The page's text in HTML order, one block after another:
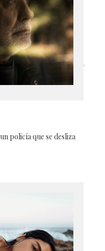
2026-06-
P.M.
policía que se desliza